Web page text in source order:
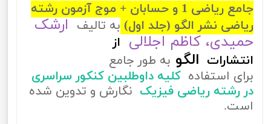
جامع ریاضی 1 و حسابان + موج آزمون رشته
ریاضی نشر الگو (جلد اول) به تالیف
ارشک
حمیدی، کاظم اجلالی از
انتشارات الگو به طور جامع
برای استفاده کلیه داوطلبین کنکور سراسری
در رشته ریاضی فیزیک نگارش و تدوین شده
است.